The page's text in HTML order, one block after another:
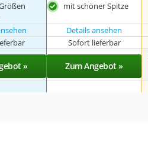
mit schöner Spitze
Details ansehen
Sofort lieferbar
» Zum Angebot »